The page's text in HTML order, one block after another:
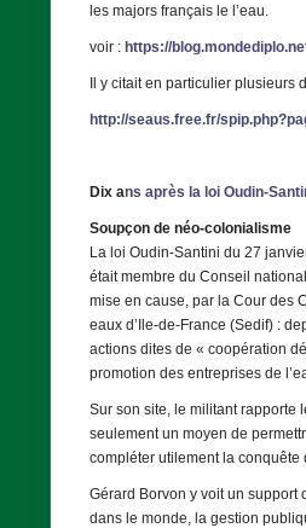
les majors français le l’eau.
voir : https://
Il y citait en particulier plusieurs
http://seaus.free.fr/
Dix ans après la loi Oudin-
Soupçon de néo-colonialisme
La loi Oudin-Santini du 27
était membre du Conseil
mise en cause, par la Cour des
eaux d’Ile-de-France (Sedif) :
actions dites de « coopération
promotion des entreprises de
Sur son site, le militant rapporte
seulement un moyen de
compléter utilement la conquête
Gérard Borvon y voit un support
dans le monde, la gestion